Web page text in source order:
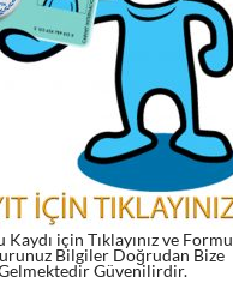
Kaydı için Tıklayınız ve Formu
Bilgiler Doğrudan Bize
Güvenilirdir.